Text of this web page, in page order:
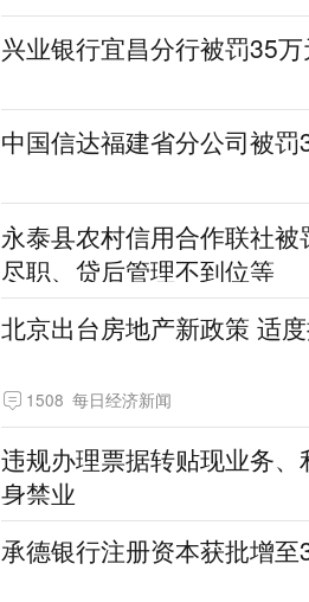
兴业银行宜昌分行被罚35
中国信达福建省分公司被
永泰县农村信用合作联社
尽职、贷后管理不到位等
北京出台房地产新政策 适
1508 每日经济新闻
违规办理票据转贴现业务
身禁业
承德银行注册资本获批增至